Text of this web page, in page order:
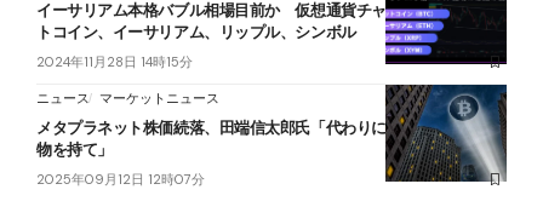
イーサリアム本格バブル相場目前か 仮想通貨チャート分析：ビッ
トコイン、イーサリアム、リップル、シンボル
2024年11月28日 14時15分
ニュース マーケットニュース
メタプラネット株価続落、田端信太郎氏「代わりにビットコイン現
物を持て」
2025年09月12日 12時07分